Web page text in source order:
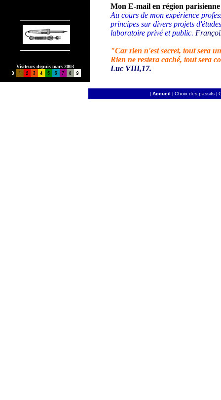
Mon E-mail en région
Au cours de mon expérience
principes sur divers projets
laboratoire privé et public.
"Car rien n'est secret, tout sera
Rien ne restera caché, tout sera
Luc VIII,17.
Visiteurs depuis mars 2003
| Accueil | Choix des passifs|